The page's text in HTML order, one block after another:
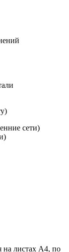
сети)
на листах А4, по